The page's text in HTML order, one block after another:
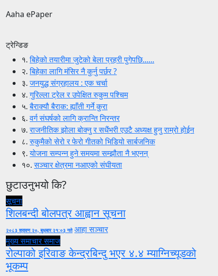
Aaha ePaper
ट्रेन्डिङ
१.बिहेको तयारीमा जुटेको बेला प्रहरी पुगेपछि......
२.बिहेका लागि मंसिर नै कुर्नु पर्छर ?
३.जनयुद्ध संग्रहालय : एक चर्चा
४.गुरिल्ला ट्रेल र उपेक्षित रुकुम पश्चिम
५.बैराक्यौ बैराक: ह्याँती गर्ने कुरा
६.वर्ग संघर्षको लागि क्रान्ति निरन्तर
७.राजनीतिक झोला बोक्नु र सधैंभरी एउटै अध्यक्ष हुनु राम्रो होईन
८.रुकुमैको सेरो र फेरो गीतको भिडियो सार्बजनिक
९.योजना सम्पन्न हुने समयमा सम्झौता नै भएनन्
१०.सञ्चार क्षेत्रमा नआएको संघीयता
छुटाउनुभयो कि?
सूचना
शिलबन्दी बोलपत्र आह्वान सूचना
२०८३ श्रावण २०, बुधबार २१:०३ गते आहा सञ्चार
मुख्य समाचारसमाज
रोल्पाको इरिवाङ केन्द्रबिन्दु भएर ४.४ म्याग्निच्यूडको
भूकम्प